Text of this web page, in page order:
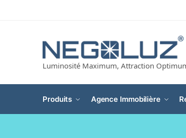
Luminosité Maximum, Attraction
Produits Agence Immobilière